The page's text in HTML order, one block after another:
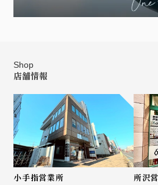
Shop
店舗情報
小手指営業所 所沢